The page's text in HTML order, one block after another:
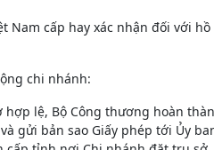
Nam cấp hay xác nhận đối với
chi nhánh:
lệ, Bộ Công thương hoàn
gửi bản sao Giấy phép tới Ủy